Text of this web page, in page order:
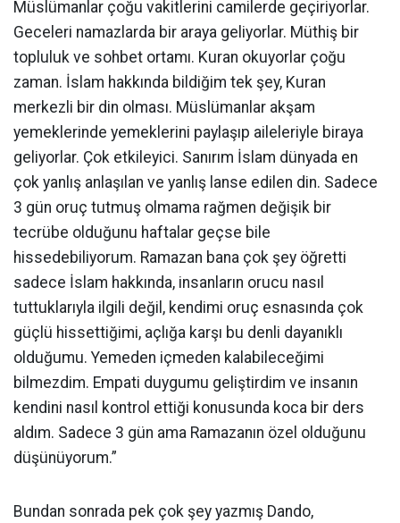
Müslümanlar çoğu vakitlerini camilerde geçiriyorlar.
Geceleri namazlarda bir araya geliyorlar. Müthiş bir
topluluk ve sohbet ortamı. Kuran okuyorlar çoğu
zaman. İslam hakkında bildiğim tek şey, Kuran
merkezli bir din olması. Müslümanlar akşam
yemeklerinde yemeklerini paylaşıp aileleriyle biraya
geliyorlar. Çok etkileyici. Sanırım İslam dünyada en
çok yanlış anlaşılan ve yanlış lanse edilen din. Sadece
3 gün oruç tutmuş olmama rağmen değişik bir
tecrübe olduğunu haftalar geçse bile
hissedebiliyorum. Ramazan bana çok şey öğretti
sadece İslam hakkında, insanların orucu nasıl
tuttuklarıyla ilgili değil, kendimi oruç esnasında çok
güçlü hissettiğimi, açlığa karşı bu denli dayanıklı
olduğumu. Yemeden içmeden kalabileceğimi
bilmezdim. Empati duygumu geliştirdim ve insanın
kendini nasıl kontrol ettiği konusunda koca bir ders
aldım. Sadece 3 gün ama Ramazanın özel olduğunu
düşünüyorum.”
Bundan sonrada pek çok şey yazmış Dando,